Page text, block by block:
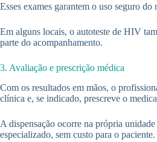
Esses exames garantem o uso seguro do
Em alguns locais, o autoteste de HIV
parte do acompanhamento.
3. Avaliação e prescrição médica
Com os resultados em mãos, o
clínica e, se indicado, prescreve o
A dispensação ocorre na própria
especializado, sem custo para o paciente.